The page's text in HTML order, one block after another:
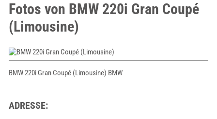
Fotos von BMW 220i Gran Coupé
(Limousine)
BMW 220i Gran Coupé (Limousine) BMW
ADRESSE: